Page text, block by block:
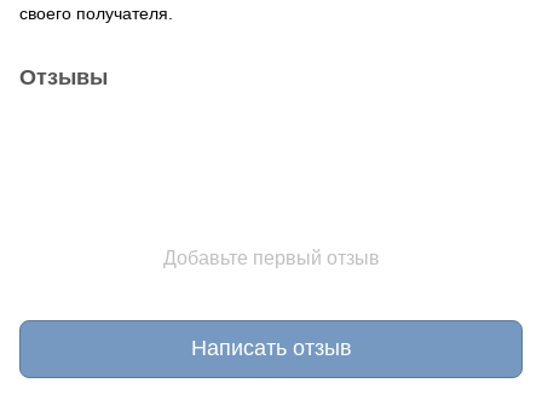
своего получателя.
Отзывы
Добавьте первый отзыв
Написать отзыв